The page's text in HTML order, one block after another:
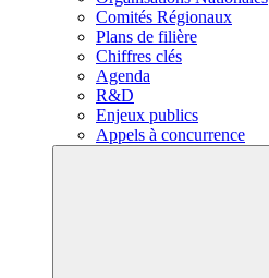
Comités Régionaux
Plans de filière
Chiffres clés
Agenda
R&D
Enjeux publics
Appels à concurrence